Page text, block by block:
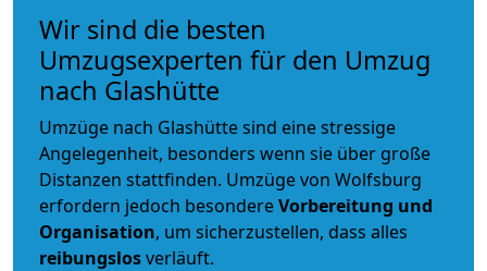
Wir sind die besten
Umzugsexperten für den Umzug
nach Glashütte
Umzüge nach Glashütte sind eine stressige
Angelegenheit, besonders wenn sie über große
Distanzen stattfinden. Umzüge von Wolfsburg
erfordern jedoch besondereVorbereitung und
Organisation, um sicherzustellen, dass alles
reibungslosverläuft.